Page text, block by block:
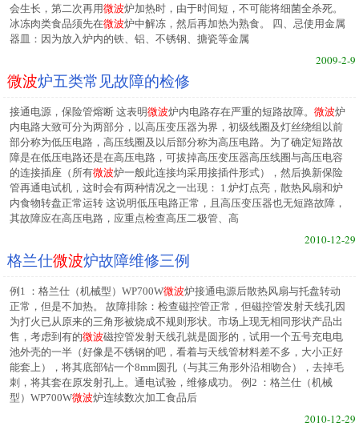
会生长，第二次再用微波炉加热时，由于时间短，不可能将细菌全杀死。
冰冻肉类食品须先在微波炉中解冻，然后再加热为熟食。 四、忌使用金属
器皿：因为放入炉内的铁、铝、不锈钢、搪瓷等金属
2009-2-9
微波炉五类常见故障的检修
接通电源，保险管熔断 这表明微波炉内电路存在严重的短路故障。微波炉
内电路大致可分为两部分，以高压变压器为界，初级线圈及灯丝绕组以前
部分称为低压电路，高压线圈及以后部分称为高压电路。为了确定短路故
障是在低压电路还是在高压电路，可拔掉高压变压器高压线圈与高压电容
的连接插座（所有微波炉一般此连接均采用接插件形式），然后换新保险
管再通电试机，这时会有两种情况之一出现： 1.炉灯点亮，散热风扇和炉
内食物转盘正常运转 这说明低压电路正常，且高压变压器也无短路故障，
其故障应在高压电路，应重点检查高压二极管、高
2010-12-29
格兰仕微波炉故障维修三例
例1 ：格兰仕（机械型）WP700W微波炉接通电源后散热风扇与托盘转动
正常，但是不加热。 故障排除：检查磁控管正常，但磁控管发射天线孔因
为打火已从原来的三角形被烧成不规则形状。市场上现无相同形状产品出
售，考虑到有的微波磁控管发射天线孔就是圆形的，试用一个五号充电电
池外壳的一半（好像是不锈钢的吧，看着与天线管材料差不多，大小正好
能套上），将其底部钻一个8mm圆孔（与其三角形外沿相吻合），去掉毛
刺，将其套在原发射孔上。通电试验，维修成功。 例2 ：格兰仕（机械
型）WP700W微波炉连续数次加工食品后
2010-12-29